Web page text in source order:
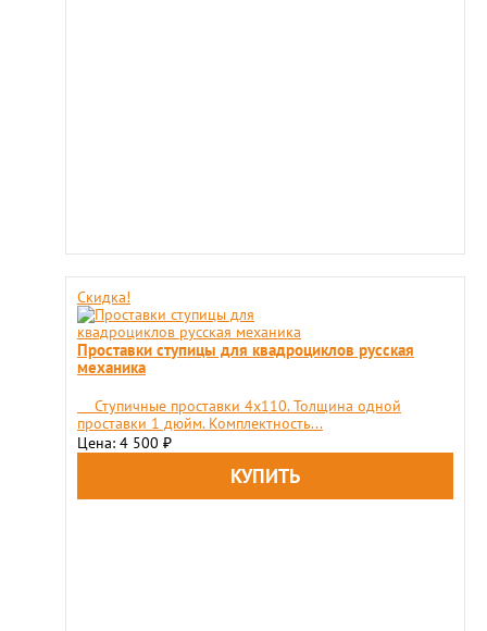
Скидка!
Проставки ступицы для квадроциклов русская
механика
Ступичные проставки 4х110. Толщина одной
проставки 1 дюйм. Комплектность...
Цена: 4 500 ₽